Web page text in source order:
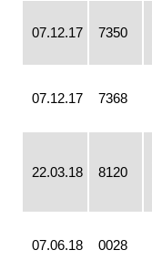
07.12.17 7350
07.12.17 7368
22.03.18 8120
07.06.18 0028